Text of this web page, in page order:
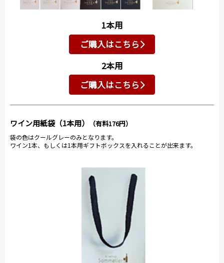
1本用
ご購入はこちら
2本用
ご購入はこちら
ワイン用紙袋（1本用） （有料176円）
袋の色はクールグレーのみとなります。
ワイン1本、もしくは1本用ギフトボックスを入れることが出来ます。